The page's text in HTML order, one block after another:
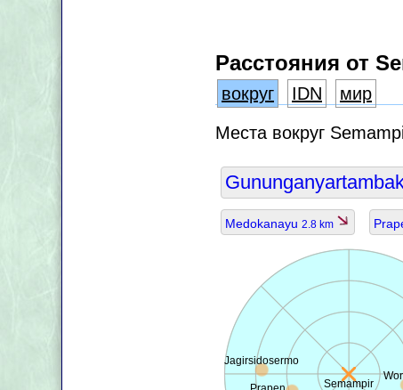
Расстояния от
вокруг IDN
мир
Места вокруг
Medokanayu 2.8 km
Semampir
Jagirsidosermo